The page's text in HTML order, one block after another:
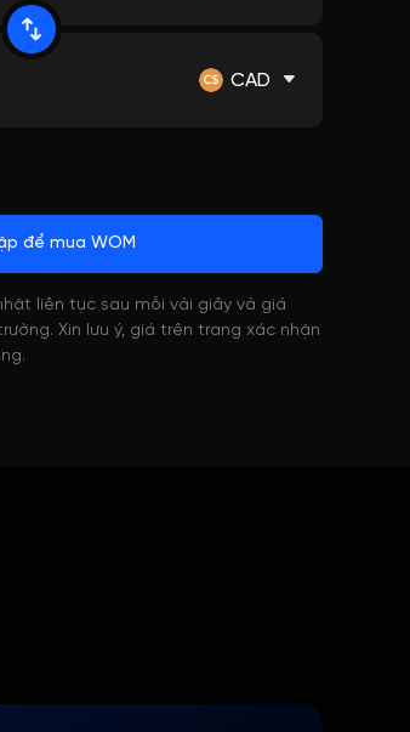
CAD
để mua WOM
liên tục sau mỗi vài giây và giá
Xin lưu ý, giá trên trang xác nhận